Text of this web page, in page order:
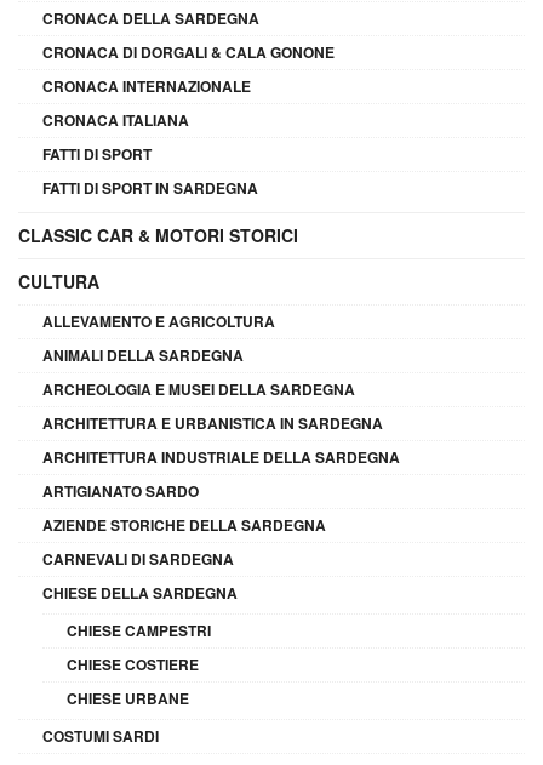
CRONACA DELLA SARDEGNA
CRONACA DI DORGALI & CALA GONONE
CRONACA INTERNAZIONALE
CRONACA ITALIANA
FATTI DI SPORT
FATTI DI SPORT IN SARDEGNA
CLASSIC CAR & MOTORI STORICI
CULTURA
ALLEVAMENTO E AGRICOLTURA
ANIMALI DELLA SARDEGNA
ARCHEOLOGIA E MUSEI DELLA SARDEGNA
ARCHITETTURA E URBANISTICA IN SARDEGNA
ARCHITETTURA INDUSTRIALE DELLA SARDEGNA
ARTIGIANATO SARDO
AZIENDE STORICHE DELLA SARDEGNA
CARNEVALI DI SARDEGNA
CHIESE DELLA SARDEGNA
CHIESE CAMPESTRI
CHIESE COSTIERE
CHIESE URBANE
COSTUMI SARDI